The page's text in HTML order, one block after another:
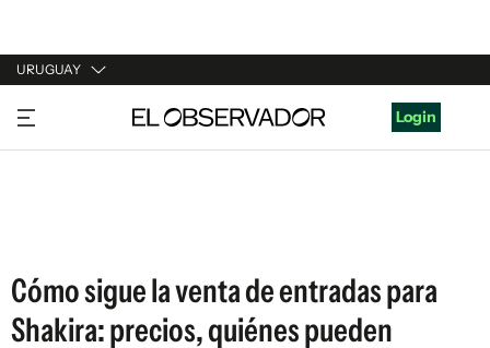
URUGUAY
URUGUAY
ARGENTINA
Login
Cómo sigue la venta de entradas para
Shakira: precios, quiénes pueden